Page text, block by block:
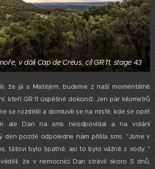
v dáli Cap de Creus, cíl GR 11, stage 43
že já s Matějem, budeme z naší momentálně
kteří GR 11 úspěšně dokončí. Jen pár kilometrů
se rozdělili a domluvili se na místě, kde se opět
ale Dan na sms neodpovídal a na volání
den pozdě odpoledne nám přišla sms: "Jsme v
tátovi bylo špatně, asi to bylo vážně z vody..."
že v nemocnici Dan strávil skoro 5 dnů,